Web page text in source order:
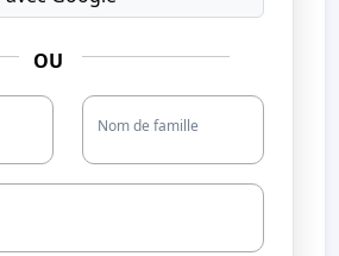
OU
Nom de famille